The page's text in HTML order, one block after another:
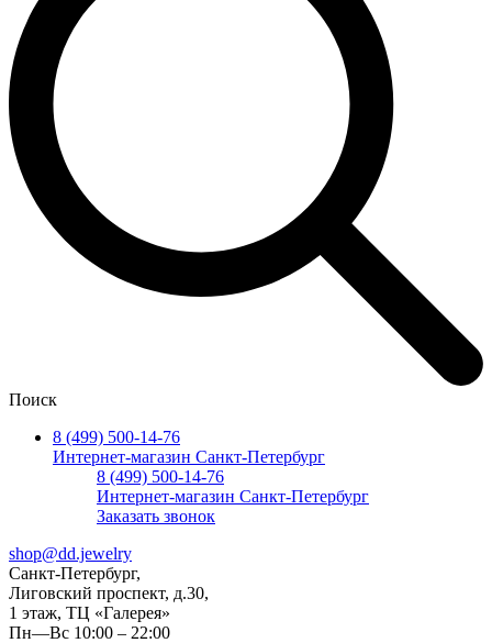
Поиск
8 (499) 500-14-76
Интернет-магазин Санкт-Петербург
8 (499) 500-14-76
Интернет-магазин Санкт-Петербург
Заказать звонок
shop@dd.jewelry
Санкт-Петербург,
Лиговский проспект, д.30,
1 этаж, ТЦ «Галерея»
Пн—Вс 10:00 – 22:00